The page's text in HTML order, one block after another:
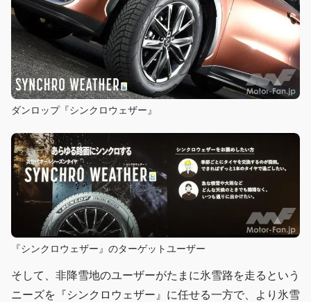
ダンロップ『シンクロウェザー』
『シンクロウェザー』のターゲットユーザー
そして、非降雪地のユーザーがたまに氷雪路を走るという
ニーズを『シンクロウェザー』に任せる一方で、より氷雪